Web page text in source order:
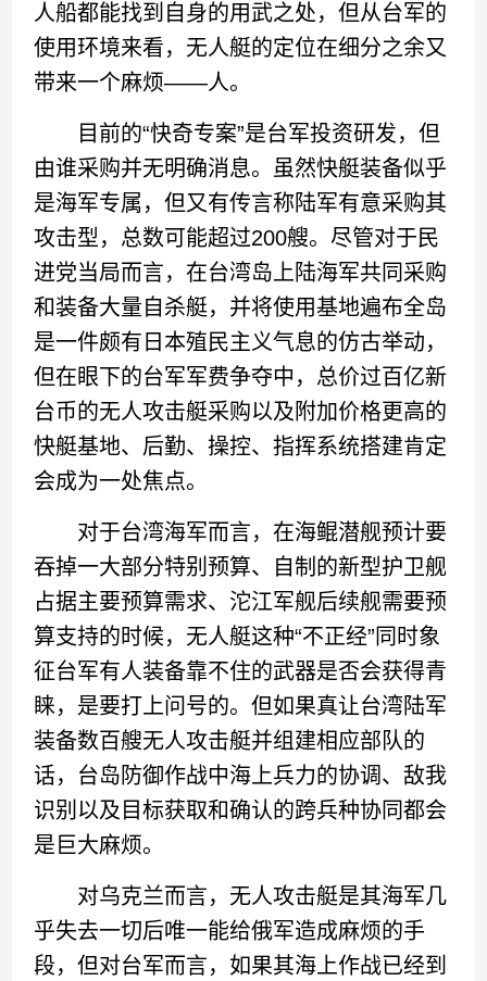
人船都能找到自身的用武之处，但从台军的
使用环境来看，无人艇的定位在细分之余又
带来一个麻烦——人。
目前的“快奇专案”是台军投资研发，但
由谁采购并无明确消息。虽然快艇装备似乎
是海军专属，但又有传言称陆军有意采购其
攻击型，总数可能超过200艘。尽管对于民
进党当局而言，在台湾岛上陆海军共同采购
和装备大量自杀艇，并将使用基地遍布全岛
是一件颇有日本殖民主义气息的仿古举动，
但在眼下的台军军费争夺中，总价过百亿新
台币的无人攻击艇采购以及附加价格更高的
快艇基地、后勤、操控、指挥系统搭建肯定
会成为一处焦点。
对于台湾海军而言，在海鲲潜舰预计要
吞掉一大部分特别预算、自制的新型护卫舰
占据主要预算需求、沱江军舰后续舰需要预
算支持的时候，无人艇这种“不正经”同时象
征台军有人装备靠不住的武器是否会获得青
睐，是要打上问号的。但如果真让台湾陆军
装备数百艘无人攻击艇并组建相应部队的
话，台岛防御作战中海上兵力的协调、敌我
识别以及目标获取和确认的跨兵种协同都会
是巨大麻烦。
对乌克兰而言，无人攻击艇是其海军几
乎失去一切后唯一能给俄军造成麻烦的手
段，但对台军而言，如果其海上作战已经到